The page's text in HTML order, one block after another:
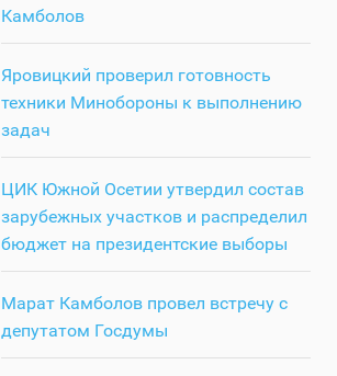
Камболов
Яровицкий проверил готовность
техники Минобороны к выполнению
задач
ЦИК Южной Осетии утвердил состав
зарубежных участков и распределил
бюджет на президентские выборы
Марат Камболов провел встречу с
депутатом Госдумы